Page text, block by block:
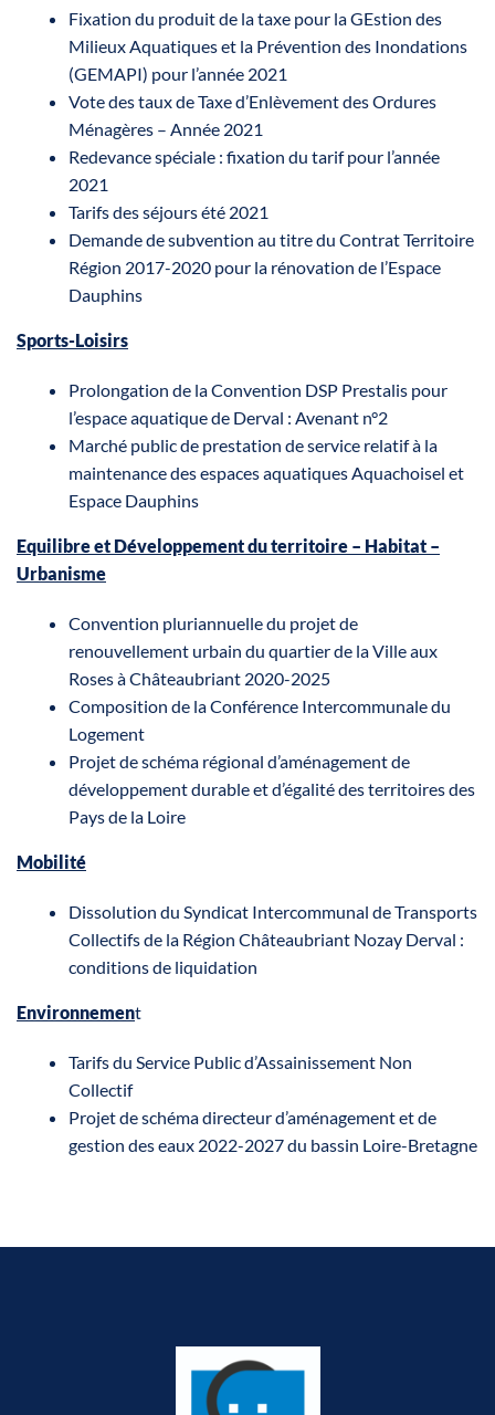
Fixation du produit de la taxe pour la GEstion des
Milieux Aquatiques et la Prévention des Inondations
(GEMAPI) pour l’année 2021
Vote des taux de Taxe d’Enlèvement des Ordures
Ménagères – Année 2021
Redevance spéciale : fixation du tarif pour l’année
2021
Tarifs des séjours été 2021
Demande de subvention au titre du Contrat Territoire
Région 2017-2020 pour la rénovation de l’Espace
Dauphins
Sports-Loisirs
Prolongation de la Convention DSP Prestalis pour
l’espace aquatique de Derval : Avenant n°2
Marché public de prestation de service relatif à la
maintenance des espaces aquatiques Aquachoisel et
Espace Dauphins
Equilibre et Développement du territoire – Habitat –
Urbanisme
Convention pluriannuelle du projet de
renouvellement urbain du quartier de la Ville aux
Roses à Châteaubriant 2020-2025
Composition de la Conférence Intercommunale du
Logement
Projet de schéma régional d’aménagement de
développement durable et d’égalité des territoires des
Pays de la Loire
Mobilité
Dissolution du Syndicat Intercommunal de Transports
Collectifs de la Région Châteaubriant Nozay Derval :
conditions de liquidation
Environnement
Tarifs du Service Public d’Assainissement Non
Collectif
Projet de schéma directeur d’aménagement et de
gestion des eaux 2022-2027 du bassin Loire-Bretagne